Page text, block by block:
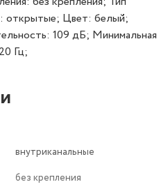
открытые; Цвет: белый;
109 дБ; Минимальная
Гц;
внутриканальные
без крепления